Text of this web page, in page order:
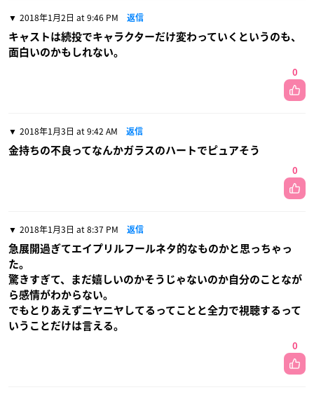
2018年1月2日 at 9:46 PM 返信
キャストは続投でキャラクターだけ変わっていくというのも、
面白いのかもしれない。
0
2018年1月3日 at 9:42 AM 返信
金持ちの不良ってなんかガラスのハートでピュアそう
0
2018年1月3日 at 8:37 PM 返信
急展開過ぎてエイプリルフールネタ的なものかと思っちゃっ
た。
驚きすぎて、まだ嬉しいのかそうじゃないのか自分のことなが
ら感情がわからない。
でもとりあえずニヤニヤしてるってことと全力で視聴するって
いうことだけは言える。
0